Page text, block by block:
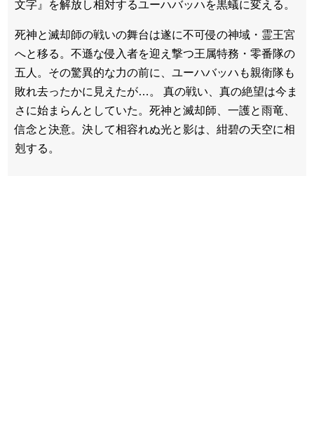
文字』を解放し相対するユーハバッハを黒蟻に変える。
死神と滅却師の戦いの舞台は遂に不可侵の神域・霊王宮
へと移る。不遜な侵入者を迎え撃つ王属特務・零番隊の
五人。その驚異的な力の前に、ユーハバッハも親衛隊も
敗れ去ったかに見えたが…。 真の戦い、真の絶望は今ま
さに始まらんとしていた。死神と滅却師、一護と雨竜、
信念と決意。決して相容れぬ光と影は、紺碧の天空に相
剋する。